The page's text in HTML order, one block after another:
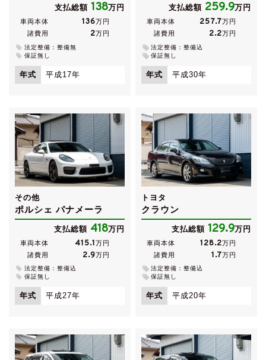
支払総額 138万円
車両本体 136万円
諸費用
2万円
法定整備：整備無
保証無し
年式 平成17年
支払総額 259.9万円
車両本体 257.7万円
諸費用
2.2万円
法定整備：整備込
保証無し
年式 平成30年
その他
ポルシェ パナメーラ
支払総額 418万円
車両本体 415.1万円
諸費用
2.9万円
法定整備：整備込
保証無し
年式 平成27年
トヨタ
クラウン
支払総額 129.9万円
車両本体 128.2万円
諸費用
1.7万円
法定整備：整備込
保証無し
年式 平成20年